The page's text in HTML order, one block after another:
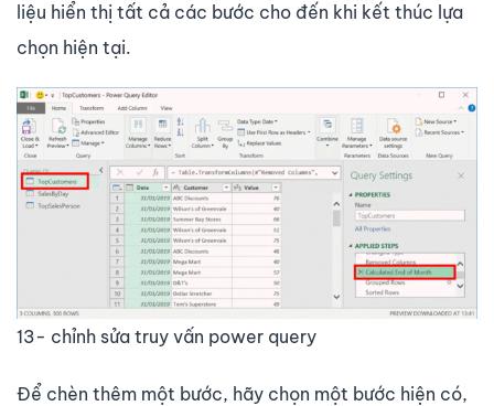
liệu hiển thị tất cả các bước cho đến khi kết thúc lựa
chọn hiện tại.
13- chỉnh sửa truy vấn power query
Để chèn thêm một bước, hãy chọn một bước hiện có,